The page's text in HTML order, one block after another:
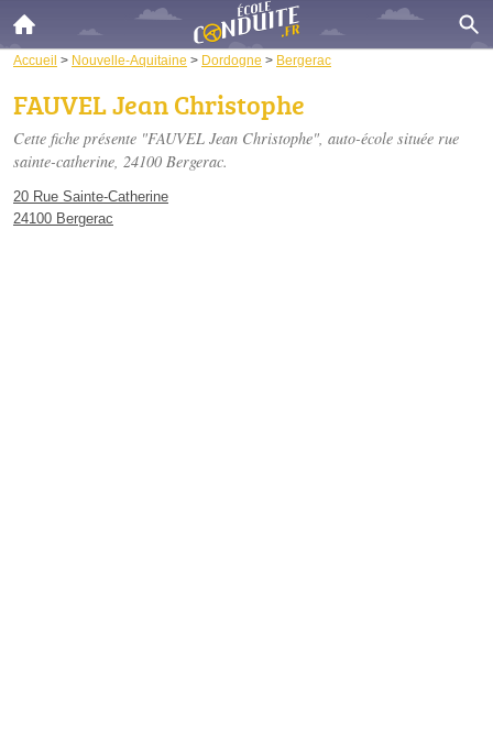
Accueil > Nouvelle-Aquitaine > Dordogne > Bergerac
FAUVEL Jean Christophe
Cette fiche présente "FAUVEL Jean Christophe", auto-école située rue
sainte-catherine, 24100 Bergerac.
20 Rue Sainte-Catherine
24100 Bergerac